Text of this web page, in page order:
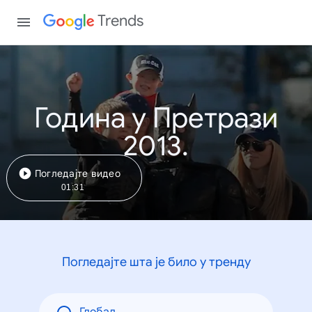
Trends
Година у Претрази
2013.
Погледајте видео
01:31
Погледајте шта је било у тренду